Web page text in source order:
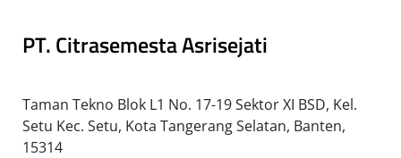
PT. Citrasemesta Asrisejati
Taman Tekno Blok L1 No. 17-19 Sektor XI BSD, Kel.
Setu Kec. Setu, Kota Tangerang Selatan, Banten,
15314